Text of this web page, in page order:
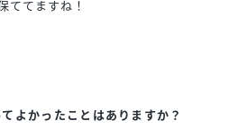
ててますね！
よかったことはありますか？